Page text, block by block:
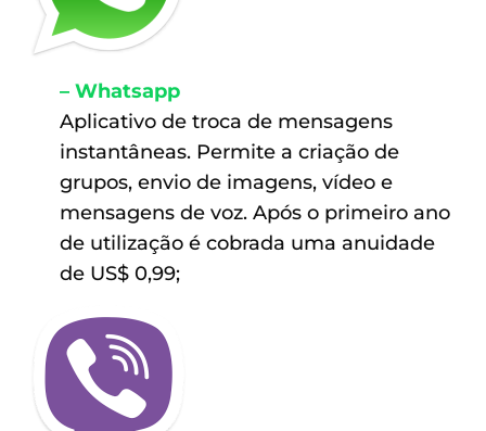
– Whatsapp
Aplicativo de troca de mensagens
instantâneas. Permite a criação de
grupos, envio de imagens, vídeo e
mensagens de voz. Após o primeiro ano
de utilização é cobrada uma anuidade
de US$ 0,99;